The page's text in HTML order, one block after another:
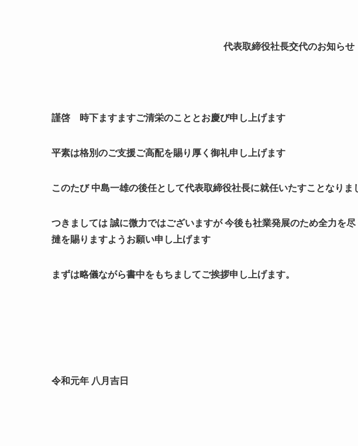
代表取締役社長交代のお知らせ
謹啓 時下ますますご清栄のこととお慶び申し上げます
平素は格別のご支援ご高配を賜り厚く御礼申し上げます
このたび 中島一雄の後任として代表取締役社長に就任いたすことなりま
つきましては 誠に微力ではございますが 今後も社業発展のため全力を
撻を賜りますようお願い申し上げます
まずは略儀ながら書中をもちましてご挨拶申し上げます。
令和元年 八月吉日
代表取締